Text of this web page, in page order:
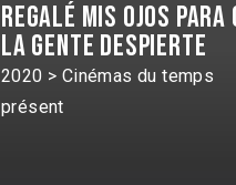
Regalé mis ojos para
la gente despierte
2020 > Cinémas du temps
présent